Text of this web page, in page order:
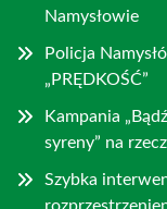
Namysłowie
Policja
„PRĘDKOŚĆ”
Kampania
syreny” na
Szybka